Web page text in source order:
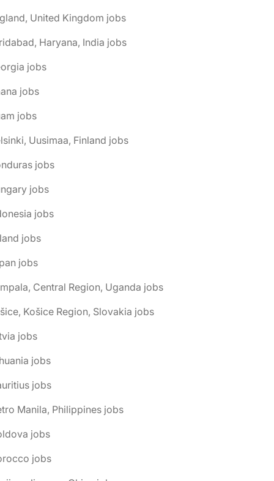
United Kingdom jobs
Haryana, India jobs
jobs
jobs
jobs
Uusimaa, Finland jobs
jobs
jobs
jobs
jobs
jobs
Central Region, Uganda jobs
Košice Region, Slovakia jobs
jobs
jobs
jobs
Manila, Philippines jobs
jobs
jobs